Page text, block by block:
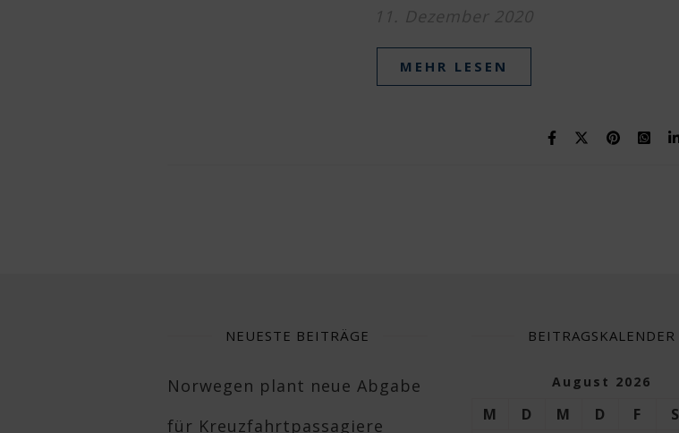
11. Dezember 2020
MEHR LESEN
NEUESTE BEITRÄGE
Norwegen plant neue Abgabe
für Kreuzfahrtpassagiere
BEITRAGSKALENDER
August 2026
M D M D F S